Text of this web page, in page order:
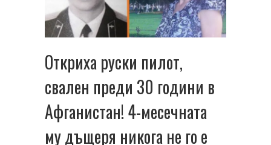
Откриха руски пилот,
свален преди 30 години в
Афганистан! 4-месечната
му дъщеря никога не го е